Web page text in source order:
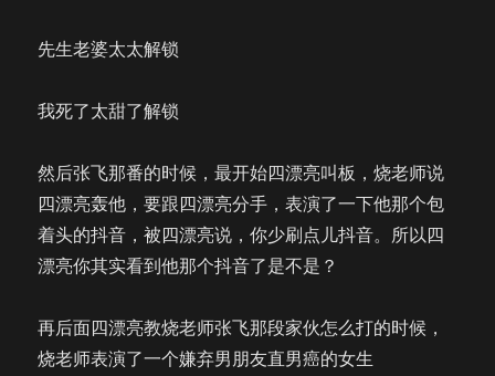
先生老婆太太解锁
我死了太甜了解锁
然后张飞那番的时候，最开始四漂亮叫板，烧老师说
四漂亮轰他，要跟四漂亮分手，表演了一下他那个包
着头的抖音，被四漂亮说，你少刷点儿抖音。所以四
漂亮你其实看到他那个抖音了是不是？
再后面四漂亮教烧老师张飞那段家伙怎么打的时候，
烧老师表演了一个嫌弃男朋友直男癌的女生